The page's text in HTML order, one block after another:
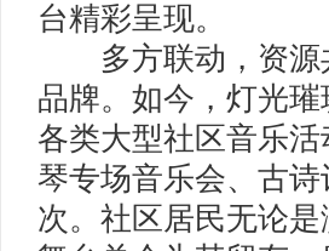
台精彩呈现。
多方联动，资源
品牌。如今，灯光
各类大型社区音乐
琴专场音乐会、古
次。社区居民无论